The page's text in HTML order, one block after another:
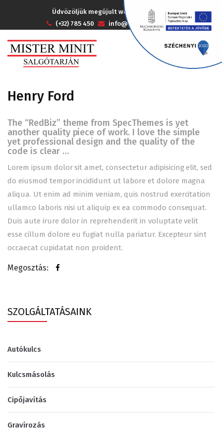
Üdvözöljük megújult weboldalunkon !
(+32) 785 450
info@tarjanminit.hu
Henry Ford
The “RedBiz” theme from SpecThemes is yet
another quality piece of work. I love the simple
yet professional design and the quality of the
code is clear …
Lorem ipsum dolor sit amet, consectetur adipisicing elit, sed
do eiusmod tempor incididunt ut labore et dolore magna
aliqua. Ut enim ad minim veniam, quis nostrud exercitation
ullamco laboris nisi ut aliquip ex ea commodo consequat.
Duis aute irure dolor in reprehenderit in voluptate velit
esse cillum dolore eu fugiat nulla pariatur. Excepteur sint
occaecat cupidatat non proident.
Megosztás:
SZOLGÁLTATÁSAINK
Autókulcs
Kulcsmásolás
Cipőjavítás
Gravírozás